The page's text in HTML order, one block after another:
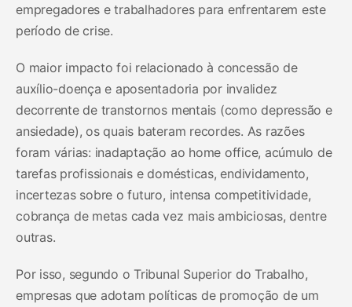
empregadores e trabalhadores para enfrentarem este
período de crise.
O maior impacto foi relacionado à concessão de
auxílio-doença e aposentadoria por invalidez
decorrente de transtornos mentais (como depressão e
ansiedade), os quais bateram recordes. As razões
foram várias: inadaptação ao home office, acúmulo de
tarefas profissionais e domésticas, endividamento,
incertezas sobre o futuro, intensa competitividade,
cobrança de metas cada vez mais ambiciosas, dentre
outras.
Por isso, segundo o Tribunal Superior do Trabalho,
empresas que adotam políticas de promoção de um